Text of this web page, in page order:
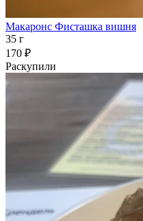
Макаронс Фисташка вишня
35 г
170 ₽
Раскупили